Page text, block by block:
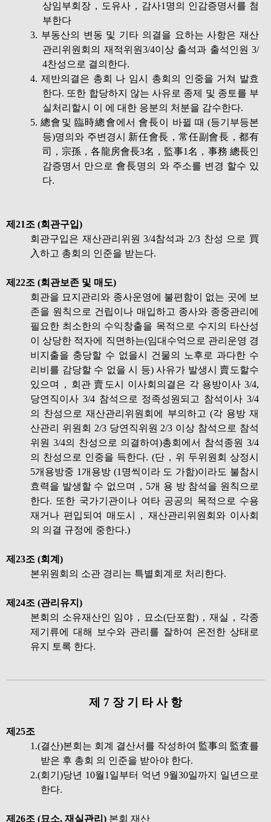
상임부회장，도유사，감사1명의 인감증명서를 첨
부한다
3. 부동산의 변동 및 기타 의결을 요하는 사항은 재산
관리위원회의 재적위원3/4이상 출석과 출석인원 3/
4찬성으로 결의한다.
4. 제반의결은 총회 나 임시 총회의 인중을 거쳐 발효
한다. 또한 합당하지 않는 사유로 종제 및 종토를 부
실처리할시 이 에 대한 응분의 처분을 감수한다.
5. 總會및 臨時總會에서 會長이 바뀔 때 (등기부등본
등)명의와 주변경시 新任會長，常任副會長，都有
司，宗孫，各龍房會長3名，監事1名，事務 總長인
감증명서 만으로 會長명의 와 주소를 변경 할수 있
다.
제21조 (회관구입)
회관구입은 재산관리위원 3/4참석과 2/3 찬성 으로 買
入하고 총회의 인준을 받는다.
제22조 (회관보존 및 매도)
회관을 묘지관리와 종사운영에 불편함이 없는 곳에 보
존을 원칙으로 건립이나 매입하고 종사와 종중관리에
필요한 최소한의 수익창출을 목적으로 수지의 타산성
이 상당한 적자에 직면하는(임대수억으로 관리운영 경
비지출을 충당할 수 없을시 건물의 노후로 과다한 수
리비를 감당할 수 없을 시 등) 사유가 발생시 賣도할수
있으며，회관 賣도시 이사회의결은 각 용방이사 3/4,
당연직이사 3/4 참석으로 정족성원되고 참석이사 3/4
의 찬성으로 재산관리위원회에 부의하고 (각 용방 재
산관리 위원회 2/3 당연직위원 2/3 이상 참석으로 참석
위원 3/4의 찬성으로 의결하여)총회에서 참석종원 3/4
의 찬성으로 인중을 득한다. (단，위 두위원회 상정시
5개용방중 1개용방 (1명씩이라 도 가함)이라도 불참시
효력을 발생할 수 없으며，5개 용 방 참석을 원칙으로
한다. 또한 국가기관이나 여타 공공의 목적으로 수용
재거나 편입되여 매도시，재산관리위원회와 이사회
의 의결 규정에 중한다.)
제23조 (회계)
본위원회의 소관 경리는 특별회계로 처리한다.
제24조 (관리유지)
본회의 소유재산인 임야，묘소(단포함)，재실，각종
제기류에 대해 보수와 관리를 잘하여 온전한 상태로
유지 토록 한다.
제 7 장 기 타 사 항
제25조
1.(결산)본회는 회계 결산서를 작성하여 監事의 監査를
받은 후 총회 의 인준을 받아야 한다.
2.(회기)당년 10월1일부터 억년 9월30일까지 일년으로
한다.
제26조 (묘소, 재실관리) 본회 재산